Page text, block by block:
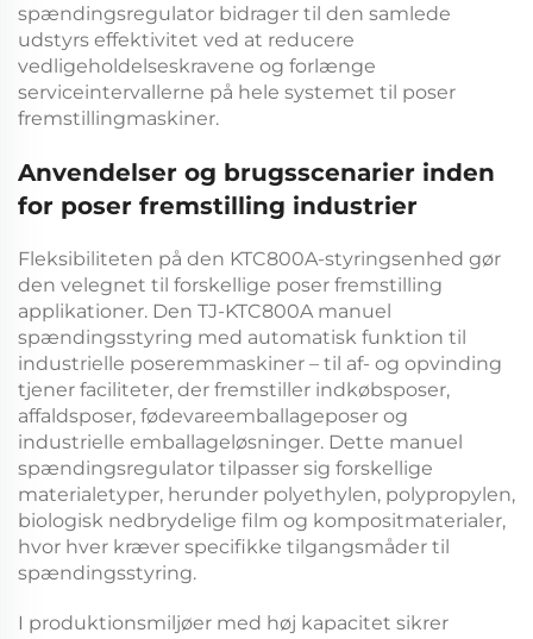
spændingsregulator bidrager til den samlede
udstyrs effektivitet ved at reducere
vedligeholdelseskravene og forlænge
serviceintervallerne på hele systemet til poser
fremstillingmaskiner.
Anvendelser og brugsscenarier inden
for poser fremstilling industrier
Fleksibiliteten på den KTC800A-styringsenhed gør
den velegnet til forskellige poser fremstilling
applikationer. Den TJ-KTC800A manuel
spændingsstyring med automatisk funktion til
industrielle poseremmaskiner – til af- og opvinding
tjener faciliteter, der fremstiller indkøbsposer,
affaldsposer, fødevareemballageposer og
industrielle emballageløsninger. Dette manuel
spændingsregulator tilpasser sig forskellige
materialetyper, herunder polyethylen, polypropylen,
biologisk nedbrydelige film og kompositmaterialer,
hvor hver kræver specifikke tilgangsmåder til
spændingsstyring.
I produktionsmiljøer med høj kapacitet sikrer